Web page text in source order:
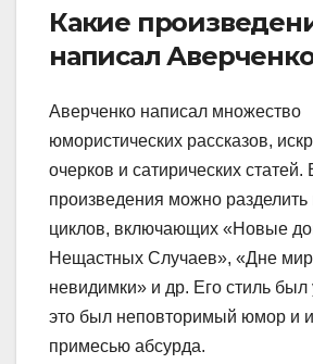
Какие
написал
Аверченко написал множество
юмористических рассказов,
очерков и сатирических статей.
произведения можно разделить
циклов, включающих «Новые
Нещастных Случаев», «Дне
невидимки» и др. Его стиль
это был неповторимый юмор и
примесью абсурда.